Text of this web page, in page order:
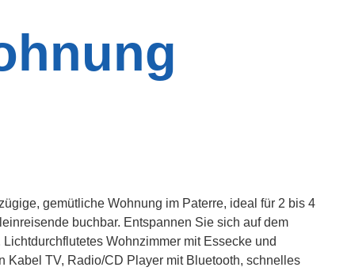
gemütliche Wohnung im Paterre, ideal für 2 bis 4
buchbar. Entspannen Sie sich auf dem
Wohnzimmer mit Essecke und
Kabel TV, Radio/CD Player mit Bluetooth, schnelles